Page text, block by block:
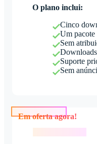
O plano inclui:
Cinco
Um pacote
Sem
Suporte
Sem